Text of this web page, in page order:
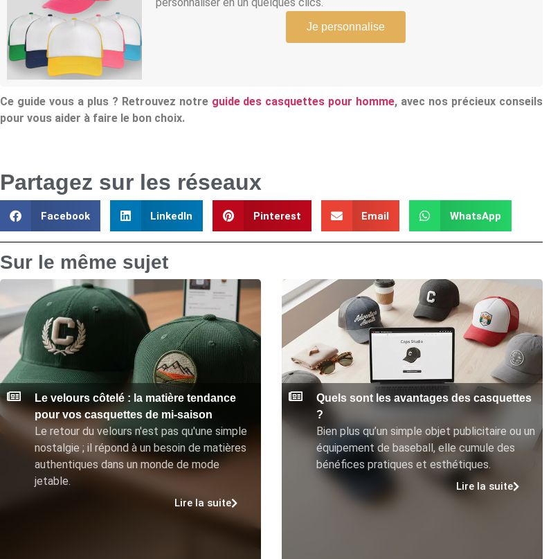
Je personnalise
Ce guide vous a plus ? Retrouvez notre guide des casquettes pour homme, avec nos précieux conseils
pour vous aider à faire le bon choix.
Partagez sur les réseaux
Facebook LinkedIn Pinterest Email WhatsApp
Sur le même sujet
Le velours côtelé : la matière tendance
pour vos casquettes de mi-saison
Le retour du velours n'est pas qu'une simple
nostalgie ; il répond à un besoin de matières
authentiques dans un monde de mode
jetable.
Lire la suite
Quels sont les avantages des casquettes
?
Bien plus qu’un simple objet publicitaire ou un
équipement de baseball, elle cumule des
bénéfices pratiques et esthétiques.
Lire la suite